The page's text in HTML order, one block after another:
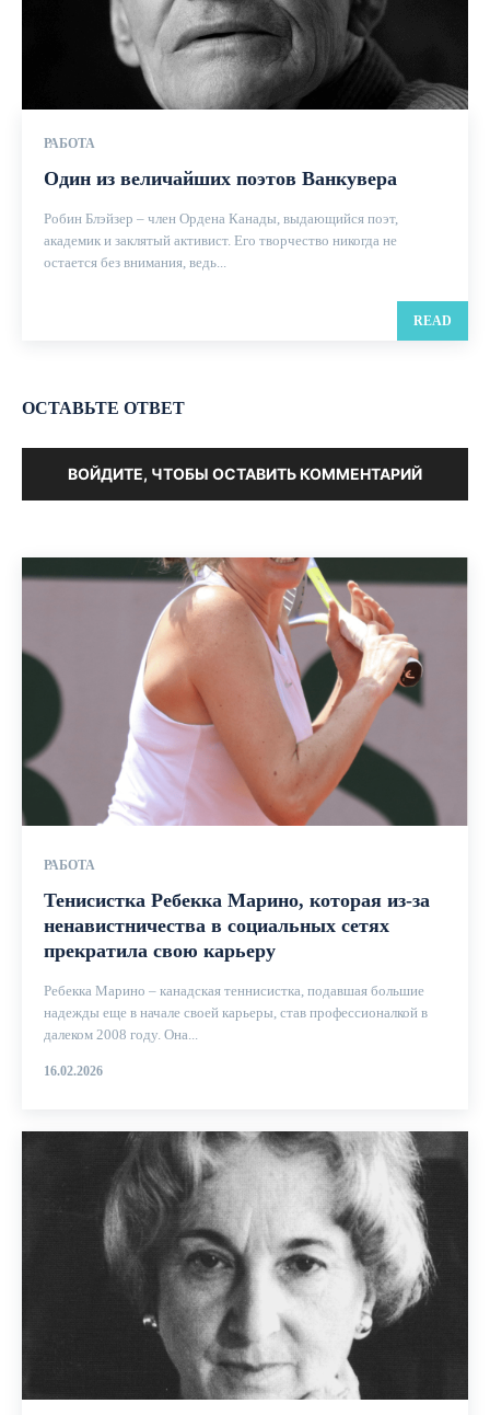
РАБОТА
Один из величайших поэтов Ванкувера
Робин Блэйзер – член Ордена Канады, выдающийся поэт,
академик и заклятый активист. Его творчество никогда не
остается без внимания, ведь...
READ
ОСТАВЬТЕ ОТВЕТ
ВОЙДИТЕ, ЧТОБЫ ОСТАВИТЬ КОММЕНТАРИЙ
РАБОТА
Тенисистка Ребекка Марино, которая из-за
ненавистничества в социальных сетях
прекратила свою карьеру
Ребекка Марино – канадская теннисистка, подавшая большие
надежды еще в начале своей карьеры, став профессионалкой в ​​
далеком 2008 году. Она...
16.02.2026